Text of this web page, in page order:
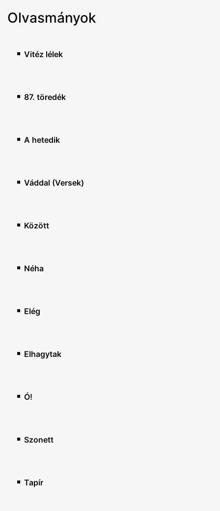
Olvasmányok
Vitéz lélek
87. töredék
A hetedik
Váddal (Versek)
Között
Néha
Elég
Elhagytak
Ó!
Szonett
Tapír